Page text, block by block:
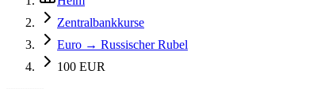
Zentralbankkurse
Euro → Russischer Rubel
100 EUR